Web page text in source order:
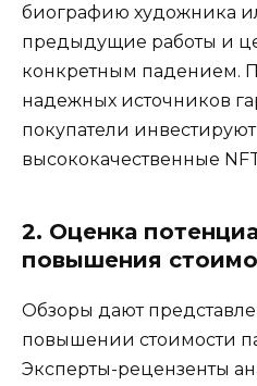
биографию художника
предыдущие работы и
конкретным падением.
надежных источников
покупатели
высококачественные
2. Оценка
повышения
Обзоры дают
повышении стоимости
Эксперты-рецензенты